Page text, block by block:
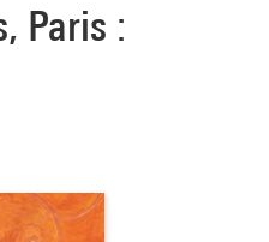
Paris :